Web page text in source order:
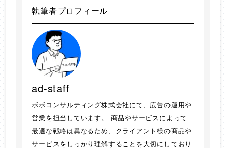
執筆者プロフィール
ad-staff
ボボコンサルティング株式会社にて、広告の運用や
営業を担当しています。 商品やサービスによって
最適な戦略は異なるため、クライアント様の商品や
サービスをしっかり理解することを大切にしており